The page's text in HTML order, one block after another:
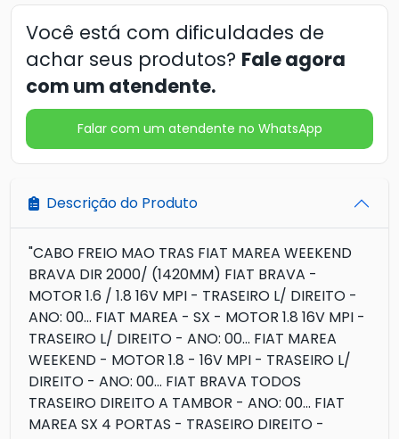
Você está com dificuldades de
achar seus produtos? Fale agora
com um atendente.
Falar com um atendente no WhatsApp
Descrição do Produto
"CABO FREIO MAO TRAS FIAT MAREA WEEKEND
BRAVA DIR 2000/ (1420MM) FIAT BRAVA -
MOTOR 1.6 / 1.8 16V MPI - TRASEIRO L/ DIREITO -
ANO: 00... FIAT MAREA - SX - MOTOR 1.8 16V MPI -
TRASEIRO L/ DIREITO - ANO: 00... FIAT MAREA
WEEKEND - MOTOR 1.8 - 16V MPI - TRASEIRO L/
DIREITO - ANO: 00... FIAT BRAVA TODOS
TRASEIRO DIREITO A TAMBOR - ANO: 00... FIAT
MAREA SX 4 PORTAS - TRASEIRO DIREITO -